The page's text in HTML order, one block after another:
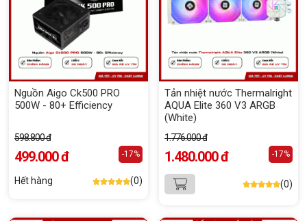
Nguồn Aigo Ck500 PRO
500W - 80+ Efficiency
598.800 đ
499.000 đ -17%
Hết hàng (0)
Tản nhiệt nước Thermalright
AQUA Elite 360 V3 ARGB
(White)
1.776.000 đ
1.480.000 đ -17%
(0)